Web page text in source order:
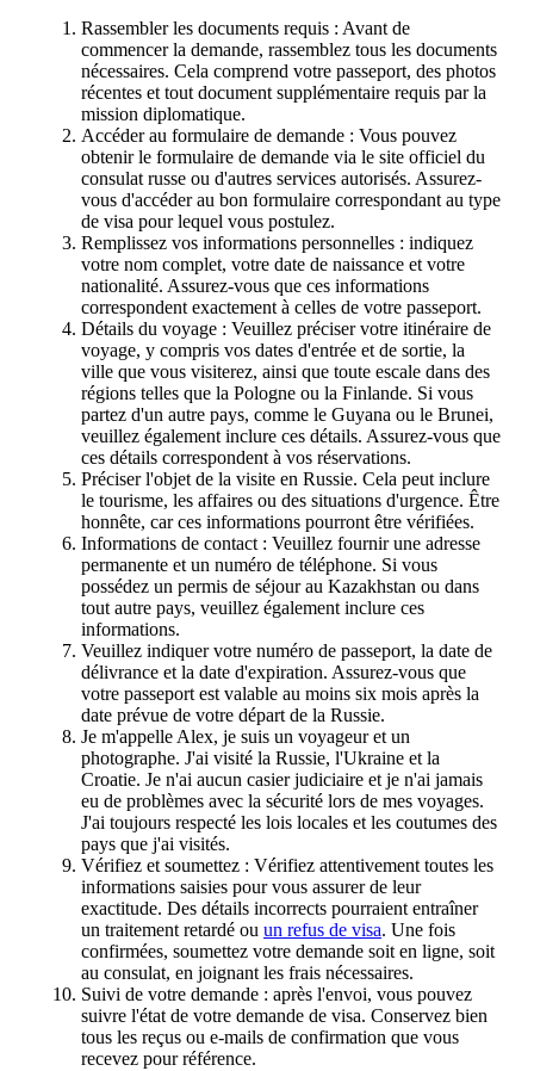
Rassembler les documents requis : Avant de
commencer la demande, rassemblez tous les documents
nécessaires. Cela comprend votre passeport, des photos
récentes et tout document supplémentaire requis par la
mission diplomatique.
Accéder au formulaire de demande : Vous pouvez
obtenir le formulaire de demande via le site officiel du
consulat russe ou d'autres services autorisés. Assurez-
vous d'accéder au bon formulaire correspondant au type
de visa pour lequel vous postulez.
Remplissez vos informations personnelles : indiquez
votre nom complet, votre date de naissance et votre
nationalité. Assurez-vous que ces informations
correspondent exactement à celles de votre passeport.
Détails du voyage : Veuillez préciser votre itinéraire de
voyage, y compris vos dates d'entrée et de sortie, la
ville que vous visiterez, ainsi que toute escale dans des
régions telles que la Pologne ou la Finlande. Si vous
partez d'un autre pays, comme le Guyana ou le Brunei,
veuillez également inclure ces détails. Assurez-vous que
ces détails correspondent à vos réservations.
Préciser l'objet de la visite en Russie. Cela peut inclure
le tourisme, les affaires ou des situations d'urgence. Être
honnête, car ces informations pourront être vérifiées.
Informations de contact : Veuillez fournir une adresse
permanente et un numéro de téléphone. Si vous
possédez un permis de séjour au Kazakhstan ou dans
tout autre pays, veuillez également inclure ces
informations.
Veuillez indiquer votre numéro de passeport, la date de
délivrance et la date d'expiration. Assurez-vous que
votre passeport est valable au moins six mois après la
date prévue de votre départ de la Russie.
Je m'appelle Alex, je suis un voyageur et un
photographe. J'ai visité la Russie, l'Ukraine et la
Croatie. Je n'ai aucun casier judiciaire et je n'ai jamais
eu de problèmes avec la sécurité lors de mes voyages.
J'ai toujours respecté les lois locales et les coutumes des
pays que j'ai visités.
Vérifiez et soumettez : Vérifiez attentivement toutes les
informations saisies pour vous assurer de leur
exactitude. Des détails incorrects pourraient entraîner
un traitement retardé ou un refus de visa. Une fois
confirmées, soumettez votre demande soit en ligne, soit
au consulat, en joignant les frais nécessaires.
Suivi de votre demande : après l'envoi, vous pouvez
suivre l'état de votre demande de visa. Conservez bien
tous les reçus ou e-mails de confirmation que vous
recevez pour référence.